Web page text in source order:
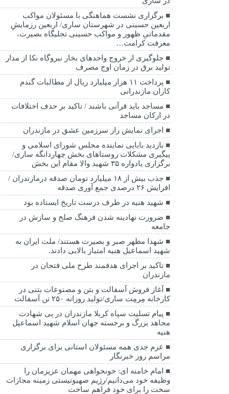
برگزاری نشست هماهنگی با مسئولان مواکب
اربعین حسینی در شهرستان ساری/ اربعین رزمایشِ
مقدماتیِ ظهور و مواکب حسینی تجلیگاه بصیرت،
معرفت کرامت…
جلوگیری از خروج واحدهای بخار نیروگاه نکا از مدار
تولید برق در زمان اوج مصرف
پرداخت ۱۱ هزار میلیارد ریال از مطالبات گندم
کاران مازندرانی
مساجد باید قرآنی باشند / تاکید بر حذف اختلافات
در ارکان مساجد
اجرای نمایش راز سرزمین عشق در مازندران
بازدید بابایی نماینده مجلس شورای اسلامی و
پیگیری مشکلات روستاهای بخش چهاردانگه ساری/
برگزاری یادواره ۳۵ شهید والا مقام این بخش
جذب بیش از ۱۸ میلیارد تومان صدقه درمازندران /
افزایش ۲۶ درصدی جمع آوری صدقه
شهید هنیه در طرف درست تاریخ ایستاده بود
ضرورت نهادینه شدن فرهنگ صلح و سازش در
جامعه
شهدا مظهر صبر و بصیرت هستند/ ملت ایران به
شهید اسماعیل هنیه امتیاز بالایی دادند.
تاکید بر اجرای هدفمند طرح ملی فتحان در
مازندران
آغاز فروش آسفالت و بتن و مصنوعات بتنی در
کارخانه مِرمِت ساری/تولید روزانه ۲۵۰ تن آسفالت
پیام تسلیت سپاه کربلا مازندران در پی شهادت
مجاهد بزرگ و برجسته جهان اسلام شهید اسماعیل
هنیه
عزم جدی همه مسئولان استانی برای برگزاری
مراسم روز خبرنگار
امام خامنه ای: خونخواهی مهمان عزیزمان را
وظیفه خود می‌دانیم/رژیم صهیونیستی زمینه مجازات
سخت را برای خود فراهم ساخت